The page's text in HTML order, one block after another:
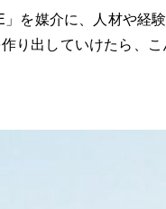
」を媒介に、人材や経
り出していけたら、こ